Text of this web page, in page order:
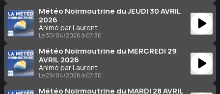
Météo Noirmoutrine du JEUDI 30 AVRIL
2026
Animé par Laurent
Le 30/04/2026 à 07:30
Météo Noirmoutrine du MERCREDI 29
AVRIL 2026
Animé par Laurent
Le 29/04/2026 à 07:30
Météo Noirmoutrine du MARDI 28 AVRIL